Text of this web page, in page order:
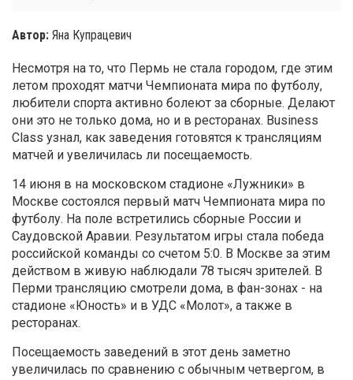
Автор: Яна Купрацевич
Несмотря на то, что Пермь не стала городом, где этим
летом проходят матчи Чемпионата мира по футболу,
любители спорта активно болеют за сборные. Делают
они это не только дома, но и в ресторанах. Business
Class узнал, как заведения готовятся к трансляциям
матчей и увеличилась ли посещаемость.
14 июня в на московском стадионе «Лужники» в
Москве состоялся первый матч Чемпионата мира по
футболу. На поле встретились сборные России и
Саудовской Аравии. Результатом игры стала победа
российской команды со счетом 5:0. В Москве за этим
действом в живую наблюдали 78 тысяч зрителей. В
Перми трансляцию смотрели дома, в фан-зонах - на
стадионе «Юность» и в УДС «Молот», а также в
ресторанах.
Посещаемость заведений в этот день заметно
увеличилась по сравнению с обычным четвергом, в